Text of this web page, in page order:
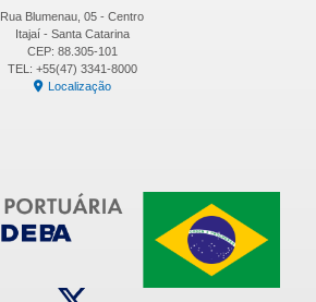
Rua Blumenau, 05 - Centro
Itajaí - Santa Catarina
CEP: 88.305-101
TEL: +55(47) 3341-8000
Localização